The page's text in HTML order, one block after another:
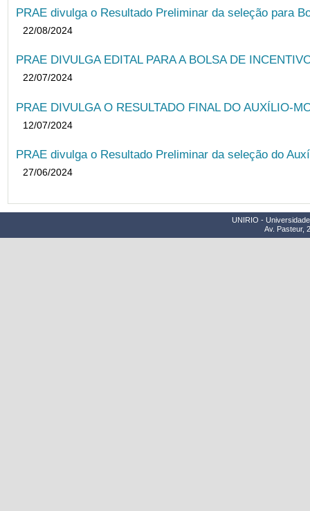
PRAE divulga o Resultado Preliminar da seleção para
22/08/2024
PRAE DIVULGA EDITAL PARA A BOLSA DE
22/07/2024
PRAE DIVULGA O RESULTADO FINAL DO AUXÍLIO-
12/07/2024
PRAE divulga o Resultado Preliminar da seleção do
27/06/2024
UNIRIO -
Av. Pasteur,